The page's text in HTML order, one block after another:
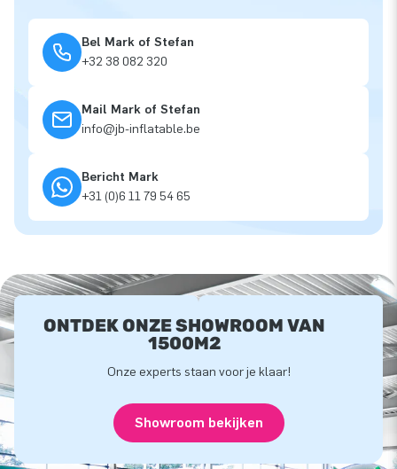
Bel Mark of Stefan
+32 38 082 320
Mail Mark of Stefan
info@jb-inflatable.be
Bericht Mark
+31 (0)6 11 79 54 65
ONTDEK ONZE SHOWROOM VAN
1500M2
Onze experts staan voor je klaar!
Showroom bekijken